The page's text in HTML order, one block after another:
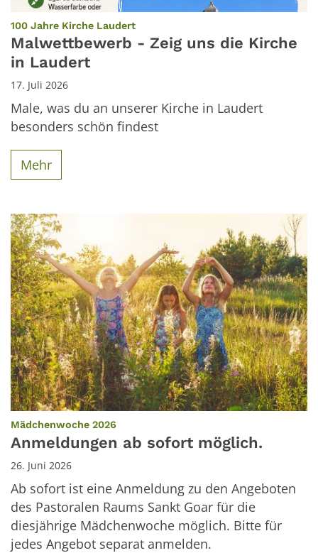
100 Jahre Kirche Laudert:
Malwettbewerb - Zeig uns die Kirche
in Laudert
17. Juli 2026
Male, was du an unserer Kirche in Laudert
besonders schön findest
Mehr
Mädchenwoche 2026
Anmeldungen ab sofort möglich.
26. Juni 2026
Ab sofort ist eine Anmeldung zu den Angeboten
des Pastoralen Raums Sankt Goar für die
diesjährige Mädchenwoche möglich. Bitte für
jedes Angebot separat anmelden.